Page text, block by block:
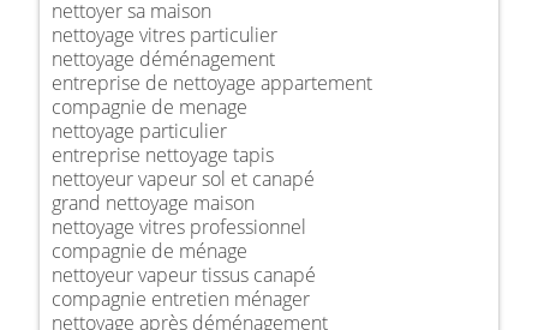
nettoyer sa maison
nettoyage vitres particulier
nettoyage déménagement
entreprise de nettoyage appartement
compagnie de menage
nettoyage particulier
entreprise nettoyage tapis
nettoyeur vapeur sol et canapé
grand nettoyage maison
nettoyage vitres professionnel
compagnie de ménage
nettoyeur vapeur tissus canapé
compagnie entretien ménager
nettoyage après déménagement